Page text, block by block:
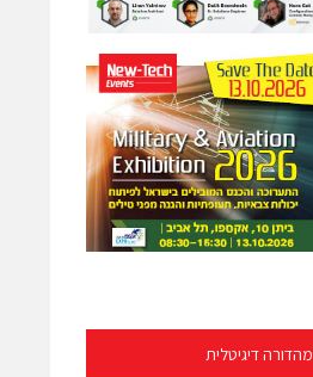
מהדורה דיגיטלית